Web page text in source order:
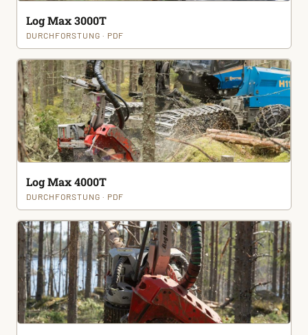
Log Max 3000T
DURCHFORSTUNG · PDF
Log Max 4000T
DURCHFORSTUNG · PDF